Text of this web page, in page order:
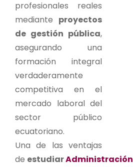
profesionales reales
mediante proyectos
de gestión pública,
asegurando una
formación integral
verdaderamente
competitiva en el
mercado laboral del
sector público
ecuatoriano.
Una de las ventajas
de estudiarAdministración